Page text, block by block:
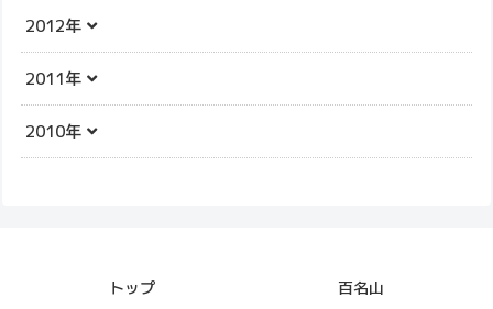
2012年
2011年
2010年
トップ 百名山